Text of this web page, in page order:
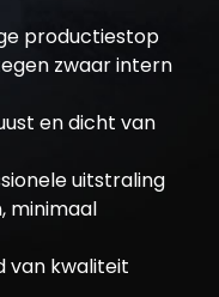
productiestop
zwaar intern
en dicht van
uitstraling
minimaal
van kwaliteit